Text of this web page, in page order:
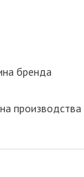
бренда
производства